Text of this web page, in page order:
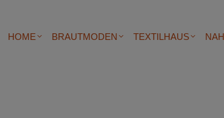
HOME BRAUTMODEN TEXTILHAUS